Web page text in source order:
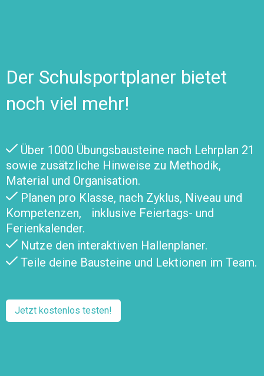
Der Schulsportplaner bietet
noch viel mehr!
Über 1000 Übungsbausteine nach Lehrplan 21
sowie zusätzliche Hinweise zu Methodik,
Material und Organisation.
Planen pro Klasse, nach Zyklus, Niveau und
Kompetenzen, inklusive Feiertags- und
Ferienkalender.
Nutze den interaktiven Hallenplaner.
Teile deine Bausteine und Lektionen im Team.
Jetzt kostenlos testen!